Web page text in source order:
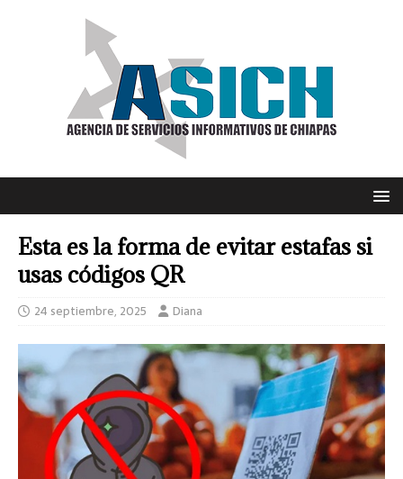
Esta es la forma de evitar estafas si
usas códigos QR
24 septiembre, 2025 Diana